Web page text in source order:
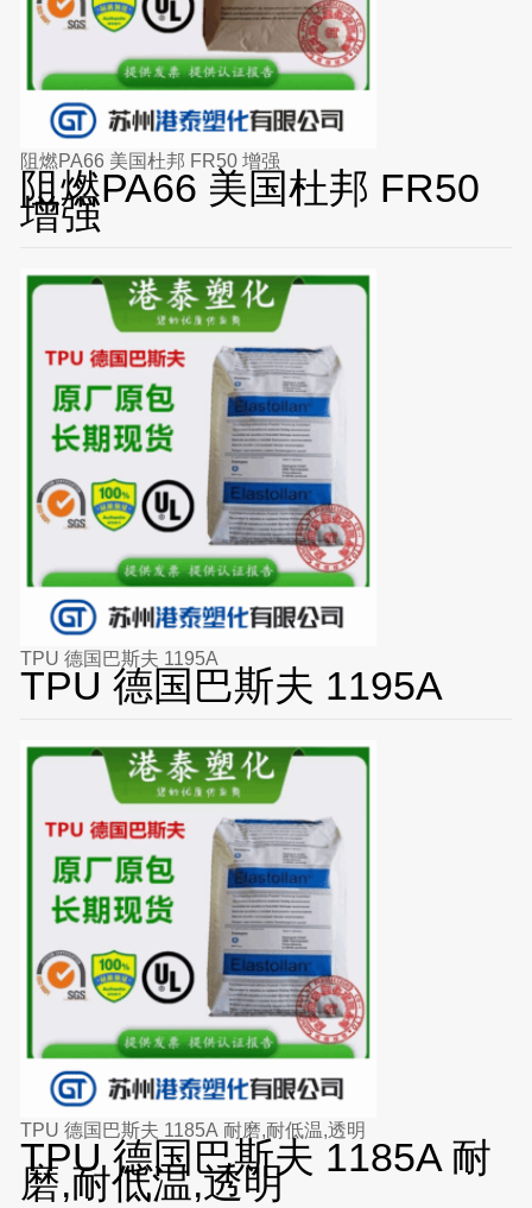
阻燃PA66 美国杜邦 FR50 增强
阻燃PA66 美国杜邦 FR50
增强
TPU 德国巴斯夫 1195A
TPU 德国巴斯夫 1195A
TPU 德国巴斯夫 1185A 耐磨,耐低温,透明
TPU 德国巴斯夫 1185A 耐
磨,耐低温,透明